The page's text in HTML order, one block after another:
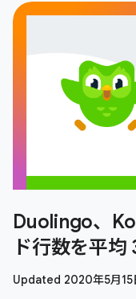
Duolingo、
ド行数を平均
Updated 2020年5月15